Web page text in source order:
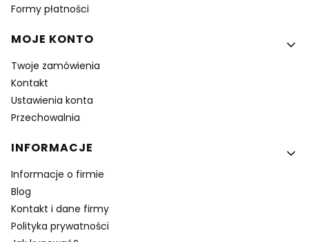
Formy płatności
MOJE KONTO
Twoje zamówienia
Kontakt
Ustawienia konta
Przechowalnia
INFORMACJE
Informacje o firmie
Blog
Kontakt i dane firmy
Polityka prywatności